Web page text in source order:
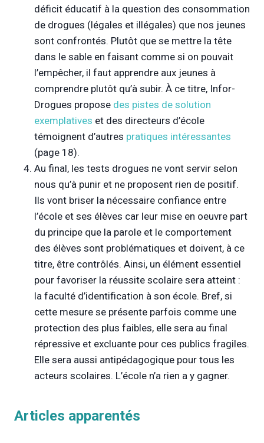
déficit éducatif à la question des consommation
de drogues (légales et illégales) que nos jeunes
sont confrontés. Plutôt que se mettre la tête
dans le sable en faisant comme si on pouvait
l’empêcher, il faut apprendre aux jeunes à
comprendre plutôt qu’à subir. À ce titre, Infor-
Drogues propose des pistes de solution
exemplatives et des directeurs d’école
témoignent d’autres pratiques intéressantes
(page 18).
Au final, les tests drogues ne vont servir selon
nous qu’à punir et ne proposent rien de positif.
Ils vont briser la nécessaire confiance entre
l’école et ses élèves car leur mise en oeuvre part
du principe que la parole et le comportement
des élèves sont problématiques et doivent, à ce
titre, être contrôlés. Ainsi, un élément essentiel
pour favoriser la réussite scolaire sera atteint :
la faculté d’identification à son école. Bref, si
cette mesure se présente parfois comme une
protection des plus faibles, elle sera au final
répressive et excluante pour ces publics fragiles.
Elle sera aussi antipédagogique pour tous les
acteurs scolaires. L’école n’a rien a y gagner.
Articles apparentés